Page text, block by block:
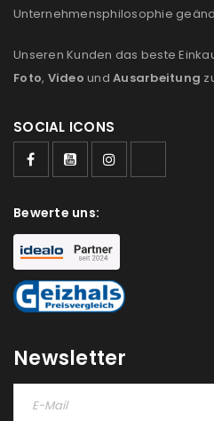
REGISTRIEREN
Ein Link zum Erstellen eines
NEWSLETTER ABONNIEREN
Please select all the ways
us
Ja, ich möchte ein
akzeptiere die
Unternehmensphilosophie
Unseren Kunden das beste
Foto, Video und Ausarbeitung
SOCIAL ICONS
Bewerte uns:
Newsletter